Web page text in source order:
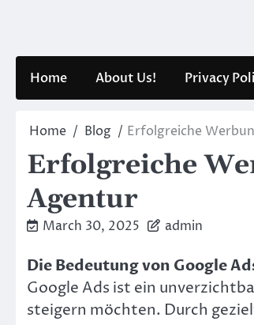
Home About Us! Privacy
Home Blog Erfolgreiche
Erfolgreiche
Agentur
March 30, 2025 admin
Die Bedeutung von Google
Google Ads ist ein
steigern möchten. Durch